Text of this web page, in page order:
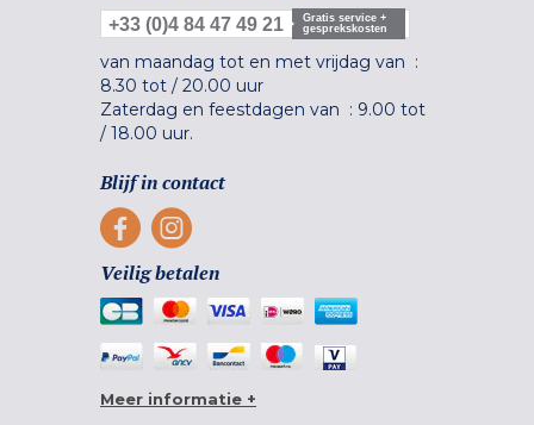
+33 (0)4 84 47 49 21
Gratis service +
gesprekskosten
van maandag tot en met vrijdag van :
8.30 tot / 20.00 uur
Zaterdag en feestdagen van : 9.00 tot
/ 18.00 uur.
Blijf in contact
Veilig betalen
Meer informatie +